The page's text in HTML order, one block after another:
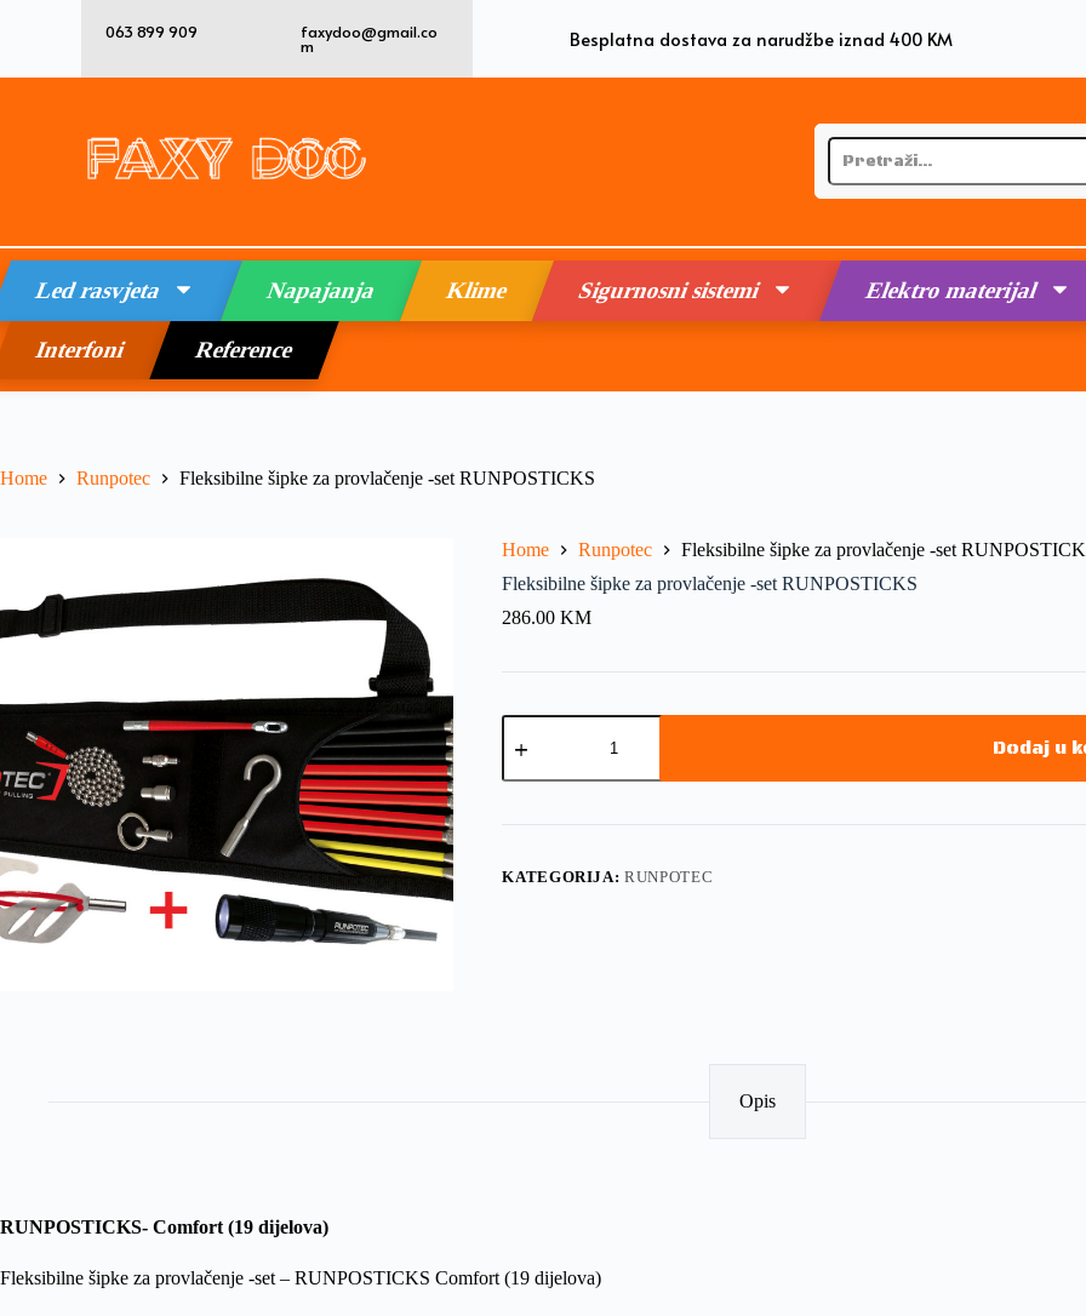
063 899 909 faxydoo@gmail.co
m Besplatna dostava za narudžbe iznad 400 KM
Led rasvjeta Napajanja Klime Sigurnosni sistemi Elektro materijal
Interfoni Reference
Home Runpotec Fleksibilne šipke za provlačenje -set RUNPOSTICKS
Home Runpotec
Fleksibilne šipke za provlačenje -set
Fleksibilne šipke za provlačenje -set RUNPOSTICKS
286.00KM
Dodaj u
KATEGORIJA:RUNPOTEC
Opis
RUNPOSTICKS- Comfort (19 dijelova)
Fleksibilne šipke za provlačenje -set – RUNPOSTICKS Comfort (19 dijelova)